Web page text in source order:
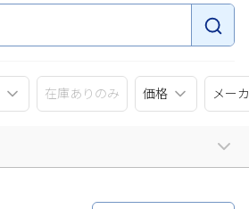
在庫ありのみ 価格 メー